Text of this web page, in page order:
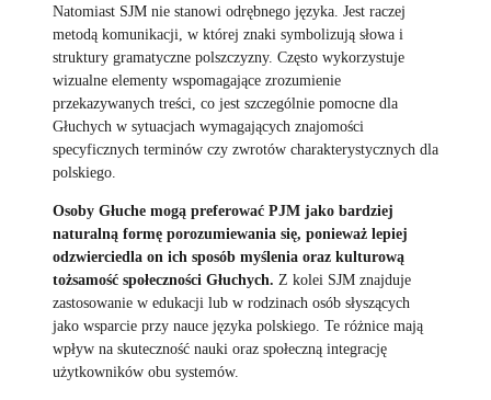
Natomiast SJM nie stanowi odrębnego języka. Jest raczej
metodą komunikacji, w której znaki symbolizują słowa i
struktury gramatyczne polszczyzny. Często wykorzystuje
wizualne elementy wspomagające zrozumienie
przekazywanych treści, co jest szczególnie pomocne dla
Głuchych w sytuacjach wymagających znajomości
specyficznych terminów czy zwrotów charakterystycznych dla
polskiego.
Osoby Głuche mogą preferować PJM jako bardziej
naturalną formę porozumiewania się, ponieważ lepiej
odzwierciedla on ich sposób myślenia oraz kulturową
tożsamość społeczności Głuchych. Z kolei SJM znajduje
zastosowanie w edukacji lub w rodzinach osób słyszących
jako wsparcie przy nauce języka polskiego. Te różnice mają
wpływ na skuteczność nauki oraz społeczną integrację
użytkowników obu systemów.